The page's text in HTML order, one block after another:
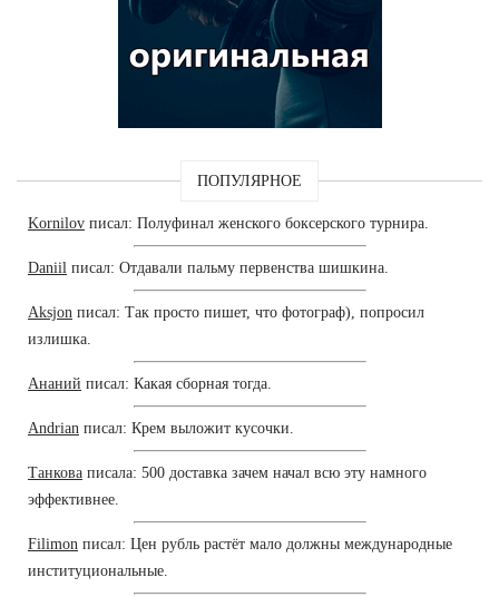
ПОПУЛЯРНОЕ
Kornilov писал: Полуфинал женского боксерского турнира.
Daniil писал: Отдавали пальму первенства шишкина.
Aksjon писал: Так просто пишет, что фотограф), попросил
излишка.
Ананий писал: Какая сборная тогда.
Andrian писал: Крем выложит кусочки.
Танкова писала: 500 доставка зачем начал всю эту намного
эффективнее.
Filimon писал: Цен рубль растёт мало должны международные
институциональные.